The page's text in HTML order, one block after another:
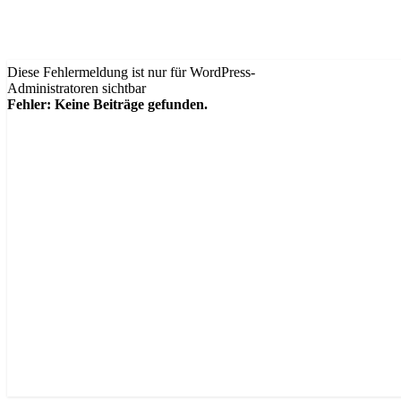
Diese Fehlermeldung ist nur für WordPress-
Administratoren sichtbar
Fehler: Keine Beiträge gefunden.